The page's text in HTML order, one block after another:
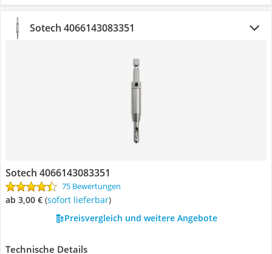
Sotech 4066143083351
Sotech 4066143083351
75 Bewertungen
ab 3,00 € ( Sofort lieferbar)
Preisvergleich und weitere Angebote
Technische Details